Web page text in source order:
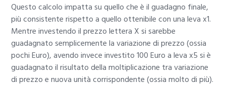
Questo calcolo impatta su quello che è il guadagno finale,
più consistente rispetto a quello ottenibile con una leva x1.
Mentre investendo il prezzo lettera X si sarebbe
guadagnato semplicemente la variazione di prezzo (ossia
pochi Euro), avendo invece investito 100 Euro a leva x5 si è
guadagnato il risultato della moltiplicazione tra variazione
di prezzo e nuova unità corrispondente (ossia molto di più).